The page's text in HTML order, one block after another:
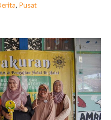
, Pusat